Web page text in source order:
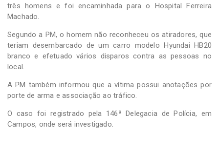
três homens e foi encaminhada para o Hospital Ferreira
Machado.
Segundo a PM, o homem não reconheceu os atiradores, que
teriam desembarcado de um carro modelo Hyundai HB20
branco e efetuado vários disparos contra as pessoas no
local.
A PM também informou que a vítima possui anotações por
porte de arma e associação ao tráfico.
O caso foi registrado pela 146ª Delegacia de Polícia, em
Campos, onde será investigado.